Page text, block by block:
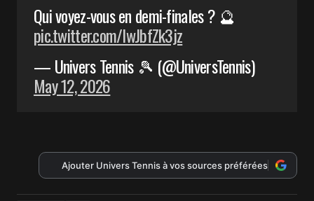
Qui voyez-vous en demi-finales ? 🔮
pic.twitter.com/IwJbfZk3jz
— Univers Tennis 🎾 (@UniversTennis)
May 12, 2026
Ajouter Univers Tennis à vos sources préférées